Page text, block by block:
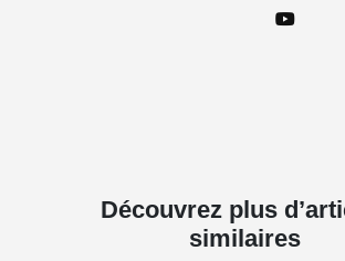
Découvrez plus
similaires